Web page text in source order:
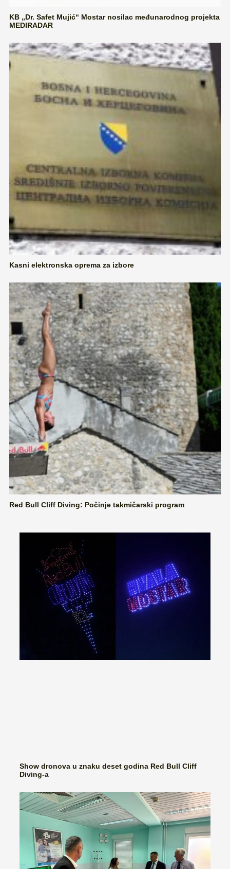
KB „Dr. Safet Mujić“ Mostar nosilac međunarodnog projekta
MEDIRADAR
Kasni elektronska oprema za izbore
Red Bull Cliff Diving: Počinje takmičarski program
Show dronova u znaku deset godina Red Bull Cliff
Diving-a